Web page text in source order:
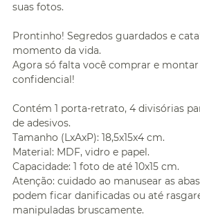
suas fotos.
Prontinho! Segredos guardados e
momento da vida.
Agora só falta você comprar e
confidencial!
Contém 1 porta-retrato, 4 divisórias
de adesivos.
Tamanho (LxAxP): 18,5x15x4 cm.
Material: MDF, vidro e papel.
Capacidade: 1 foto de até 10x15 cm.
Atenção: cuidado ao manusear as
podem ficar danificadas ou até
manipuladas bruscamente.